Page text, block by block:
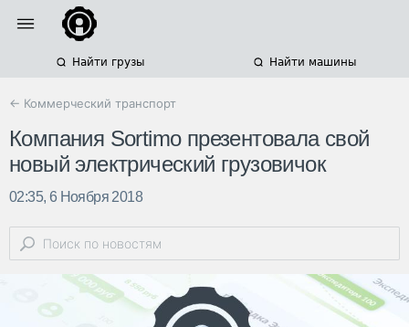
Найти грузы Найти машины
← Коммерческий транспорт
Компания Sortimo презентовала свой
новый электрический грузовичок
02:35, 6 Ноября 2018